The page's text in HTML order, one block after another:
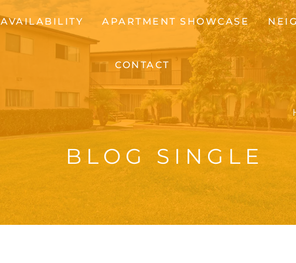
AVAILABILITY APARTMENT SHOWCASE
CONTACT
BLOG SINGLE